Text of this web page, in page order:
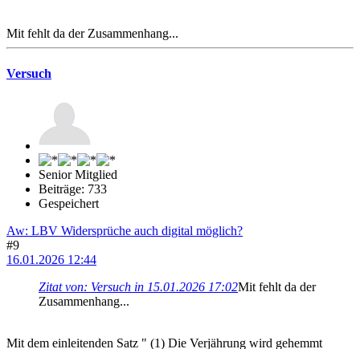
Mit fehlt da der Zusammenhang...
Versuch
Senior Mitglied
Beiträge: 733
Gespeichert
Aw: LBV Widersprüche auch digital möglich?
#9
16.01.2026 12:44
Zitat von: Versuch in 15.01.2026 17:02Mit fehlt da der
Zusammenhang...
Mit dem einleitenden Satz " (1) Die Verjährung wird gehemmt